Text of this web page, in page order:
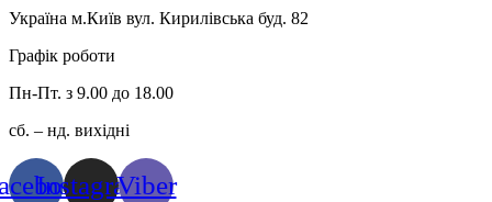
Україна м.Київ вул. Кирилівська буд. 82
Графік роботи
Пн-Пт. з 9.00 до 18.00
сб. – нд. вихідні
InstagramViber